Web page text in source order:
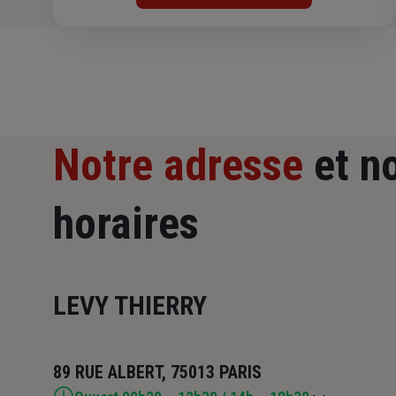
Notre adresse et
horaires
LEVY THIERRY
89 RUE ALBERT, 75013 PARIS